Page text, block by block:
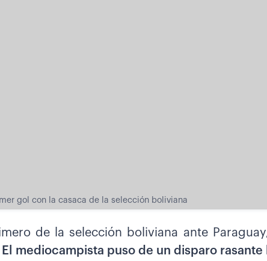
gol con la casaca de la selección boliviana
de la selección boliviana ante
El mediocampista puso de un disparo rasante